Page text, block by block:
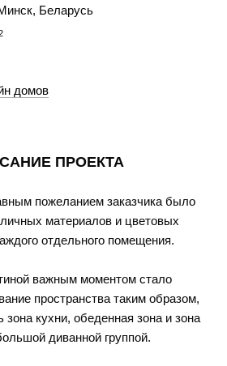
Беларусь
домов
ПРОЕКТА
пожеланием заказчика было
материалов и цветовых
отдельного помещения.
важным моментом стало
пространства таким образом,
зона кухни, обеденная зона и зона
диванной группой.